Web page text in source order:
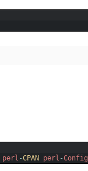
perl -CPAN perl -Config